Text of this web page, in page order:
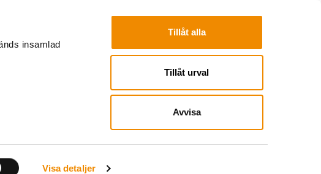
insamlad
Visa detaljer
Tillåt alla
Tillåt urval
Avvisa